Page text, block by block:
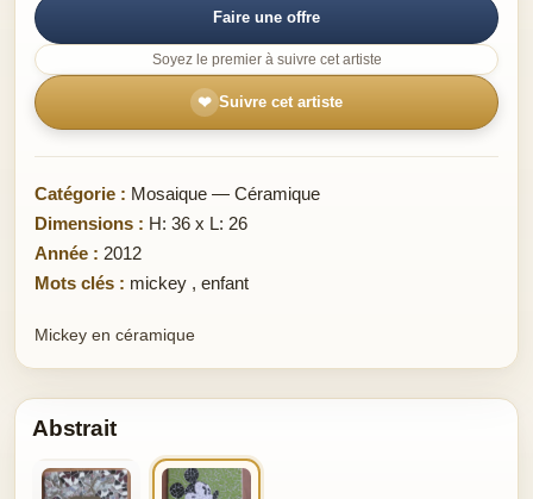
Faire une offre
Soyez le premier à suivre cet artiste
❤ Suivre cet artiste
Catégorie : Mosaique — Céramique
Dimensions : H: 36 x L: 26
Année : 2012
Mots clés : mickey , enfant
Mickey en céramique
Abstrait